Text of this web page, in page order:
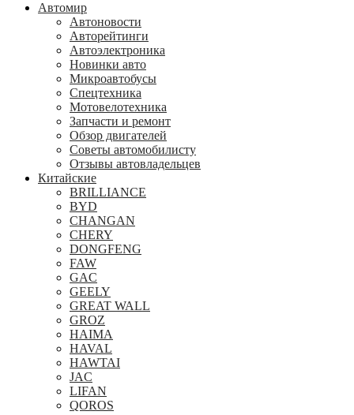
Автомир
Автоновости
Авторейтинги
Автоэлектроника
Новинки авто
Микроавтобусы
Спецтехника
Мотовелотехника
Запчасти и ремонт
Обзор двигателей
Советы автомобилисту
Отзывы автовладельцев
Китайские
BRILLIANCE
BYD
CHANGAN
CHERY
DONGFENG
FAW
GAC
GEELY
GREAT WALL
GROZ
HAIMA
HAVAL
HAWTAI
JAC
LIFAN
QOROS